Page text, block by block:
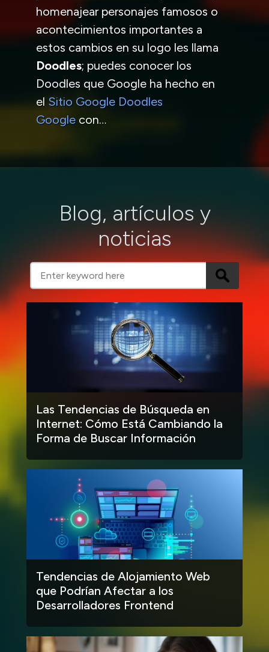
homenajear personajes famosos o
acontecimientos importantes a
estos cambios en su logo les llama
Doodles; puedes conocer los
Doodles que Google ha hecho en
el Sitio Google Doodles
Google con…
Blog, artículos y
noticias
Las Tendencias de Búsqueda en
Internet: Cómo Está Cambiando la
Forma de Buscar Información
Tendencias de Alojamiento Web
que Podrían Afectar a los
Desarrolladores Frontend